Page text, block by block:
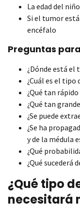
La edad del niño
Si el tumor
encéfalo
Preguntas
¿Dónde está el
¿Cuál es el tipo
¿Qué tan
¿Qué tan
¿Se puede
¿Se ha
y de la médula
¿Qué
¿Qué sucederá
¿Qué tipo
necesitará